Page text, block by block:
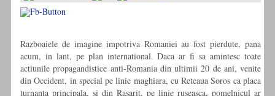
Razboaiele de imagine impotriva Romaniei au fost pierdute, pana
acum, in lant, pe plan international. Daca ar fi sa amintesc toate
actiunile propagandistice anti-Romania din ultimii 20 de ani, venite
din Occident, in special pe linie maghiara, cu Reteaua Soros ca placa
turnanta principala, si din Rasarit, pe linie ruseasca, pomelnicul ar